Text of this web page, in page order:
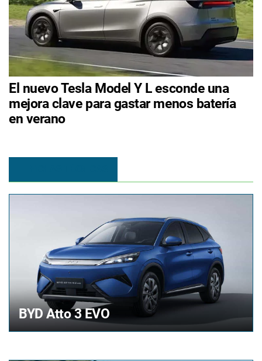
El nuevo Tesla Model Y L esconde una
mejora clave para gastar menos batería
en verano
BYDAtto 3 EVO